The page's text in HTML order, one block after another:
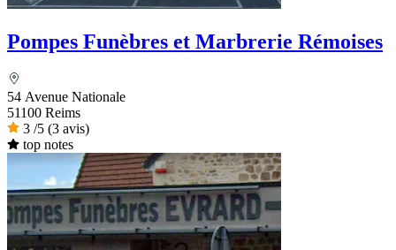
Pompes Funèbres et Marbrerie Rémoises
54 Avenue Nationale
51100 Reims
3 /5 (3 avis)
top notes